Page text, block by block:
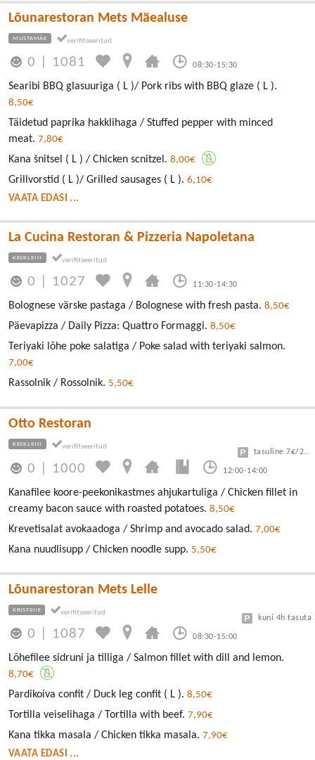
Lõunarestoran Mets Mäealuse
MUSTAMÄE
0 1081 08:30-15:30
Searibi BBQ glasuuriga ( L )/ Pork ribs with BBQ glaze ( L ).
8,50€
Täidetud paprika hakklihaga / Stuffed pepper with minced
meat. 7,80€
Kana šnitsel ( L ) / Chicken scnitzel. 8,00€
Grillvorstid ( L )/ Grilled sausages ( L ). 6,10€
VAATA EDASI ...
La Cucina Restoran & Pizzeria Napoletana
KESKLINN
0 1027 11:30-14:30
Bolognese värske pastaga / Bolognese with fresh pasta. 8,50€
Päevapizza / Daily Pizza: Quattro Formaggi. 8,50€
Teriyaki lõhe poke salatiga / Poke salad with teriyaki salmon.
7,00€
Rassolnik / Rossolnik. 5,50€
Otto Restoran
KESKLINN
0 1000 12:00-14:00
tasuline 7€/24h
Kanafilee koore-peekonikastmes ahjukartuliga / Chicken fillet in
creamy bacon sauce with roasted potatoes. 8,50€
Krevetisalat avokaadoga / Shrimp and avocado salad. 7,00€
Kana nuudlisupp / Chicken noodle supp. 5,50€
Lõunarestoran Mets Lelle
KRISTIINE
0 1087 08:30-15:00
kuni 4h tasuta
Lõhefilee sidruni ja tilliga / Salmon fillet with dill and lemon.
8,70€
Pardikoiva confit / Duck leg confit ( L ). 8,50€
Tortilla veiselihaga / Tortilla with beef. 7,90€
Kana tikka masala / Chicken tikka masala. 7,90€
VAATA EDASI ...